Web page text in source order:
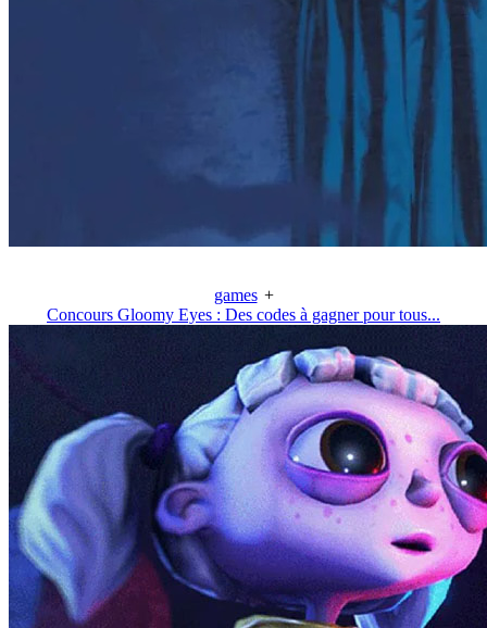
games +
Concours Gloomy Eyes : Des codes à gagner pour tous...